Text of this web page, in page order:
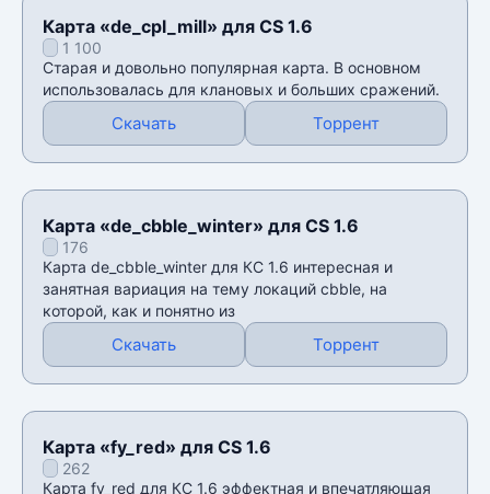
Карта «de_cpl_mill» для CS 1.6
1 100
Старая и довольно популярная карта. В основном
использовалась для клановых и больших сражений.
Скачать Торрент
Карта «de_cbble_winter» для CS 1.6
176
Карта de_cbble_winter для КС 1.6 интересная и
занятная вариация на тему локаций cbble, на
которой, как и понятно из
Скачать Торрент
Карта «fy_red» для CS 1.6
262
Карта fy_red для КС 1.6 эффектная и впечатляющая